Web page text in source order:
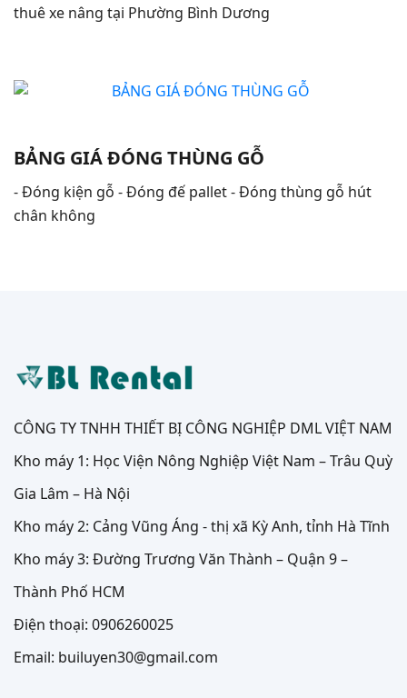
thuê xe nâng tại Phường Bình Dương
BẢNG GIÁ ĐÓNG THÙNG GỖ
- Đóng kiện gỗ - Đóng đế pallet - Đóng thùng gỗ hút
chân không
CÔNG TY TNHH THIẾT BỊ CÔNG NGHIỆP DML VIỆT NAM
Kho máy 1: Học Viện Nông Nghiệp Việt Nam – Trâu Quỳ
Gia Lâm – Hà Nội
Kho máy 2: Cảng Vũng Áng - thị xã Kỳ Anh, tỉnh Hà Tĩnh
Kho máy 3: Đường Trương Văn Thành – Quận 9 –
Thành Phố HCM
Điện thoại: 0906260025
Email: builuyen30@gmail.com